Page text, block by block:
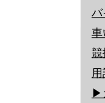
バ
車
競
▶︎